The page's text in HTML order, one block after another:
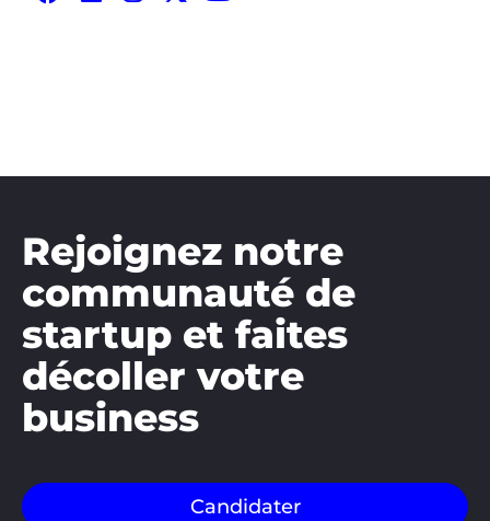
Rejoignez notre
communauté de
startup et faites
décoller votre
business
Candidater